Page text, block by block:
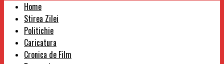
Home
Stirea Zilei
Politichie
Caricatura
Cronica de Film